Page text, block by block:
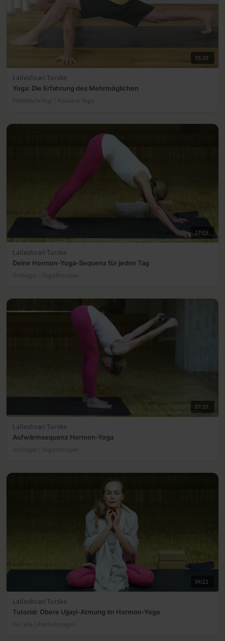
35:20
Lalleshvari Turske
Yoga: Die Erfahrung des Mehrmöglichen
Mittelstufe-Yogi | Anusara Yoga
17:15
Lalleshvari Turske
Deine Hormon-Yoga-Sequenz für jeden Tag
Anfänger | Yogatherapie
07:37
Lalleshvari Turske
Aufwärmsequenz Hormon-Yoga
Anfänger | Yogatherapie
04:21
Lalleshvari Turske
Tutorial: Obere Ujjayi-Atmung im Hormon-Yoga
Für alle | Atemübungen